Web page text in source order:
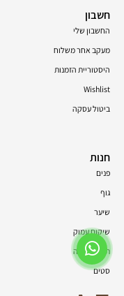
חשבון
החשבון שלי
מעקב אחר משלוח
היסטוריית הזמנות
Wishlist
ביטול עסקה
חנות
פנים
גוף
שיער
שיקום עמוק
תוספי תזונה
סטים